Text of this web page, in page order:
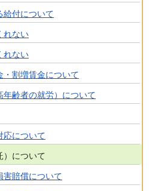
給付について
れない
れない
・割増賃金について
齢者の就労）について
応について
）について
害賠償について